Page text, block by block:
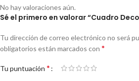
No hay valoraciones aún.
Sé el primero en valorar “Cuadro
Tu dirección de correo electrónico no será
obligatorios están marcados con *
Tu puntuación *